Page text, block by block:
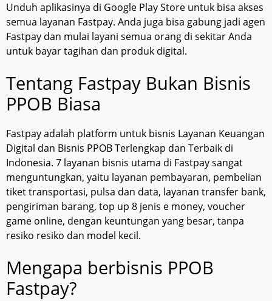
Unduh aplikasinya di Google Play Store untuk bisa akses
semua layanan Fastpay. Anda juga bisa gabung jadi agen
Fastpay dan mulai layani semua orang di sekitar Anda
untuk bayar tagihan dan produk digital.
Tentang Fastpay Bukan Bisnis
PPOB Biasa
Fastpay adalah platform untuk bisnis Layanan Keuangan
Digital dan Bisnis PPOB Terlengkap dan Terbaik di
Indonesia. 7 layanan bisnis utama di Fastpay sangat
menguntungkan, yaitu layanan pembayaran, pembelian
tiket transportasi, pulsa dan data, layanan transfer bank,
pengiriman barang, top up 8 jenis e money, voucher
game online, dengan keuntungan yang besar, tanpa
resiko resiko dan model kecil.
Mengapa berbisnis PPOB
Fastpay?